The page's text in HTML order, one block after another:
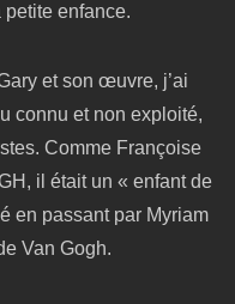
enfance.
et son œuvre, j’ai
connu et non exploité,
Comme Françoise
il était un « enfant de
en passant par Myriam
Van Gogh.